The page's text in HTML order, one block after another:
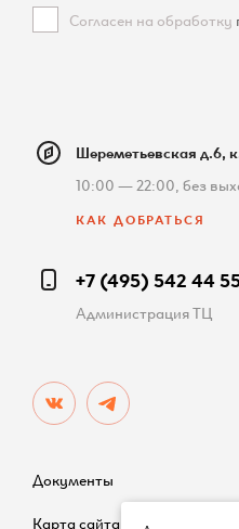
Согласен на обработку
Документы
Карта сайта
Шереметьевская д.6,
10:00 — 22:00, без
КАК ДОБРАТЬСЯ
+7 (495) 542 44
Администрация ТЦ